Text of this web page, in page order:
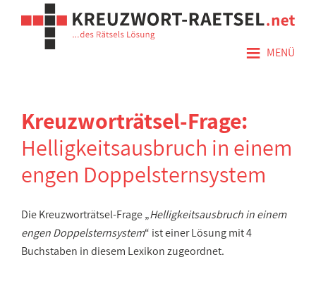
≡ MENÜ
Kreuzworträtsel-Frage:
Helligkeitsausbruch in einem
engen Doppelsternsystem
Die Kreuzworträtsel-Frage „Helligkeitsausbruch in einem
engen Doppelsternsystem“ ist einer Lösung mit 4
Buchstaben in diesem Lexikon zugeordnet.